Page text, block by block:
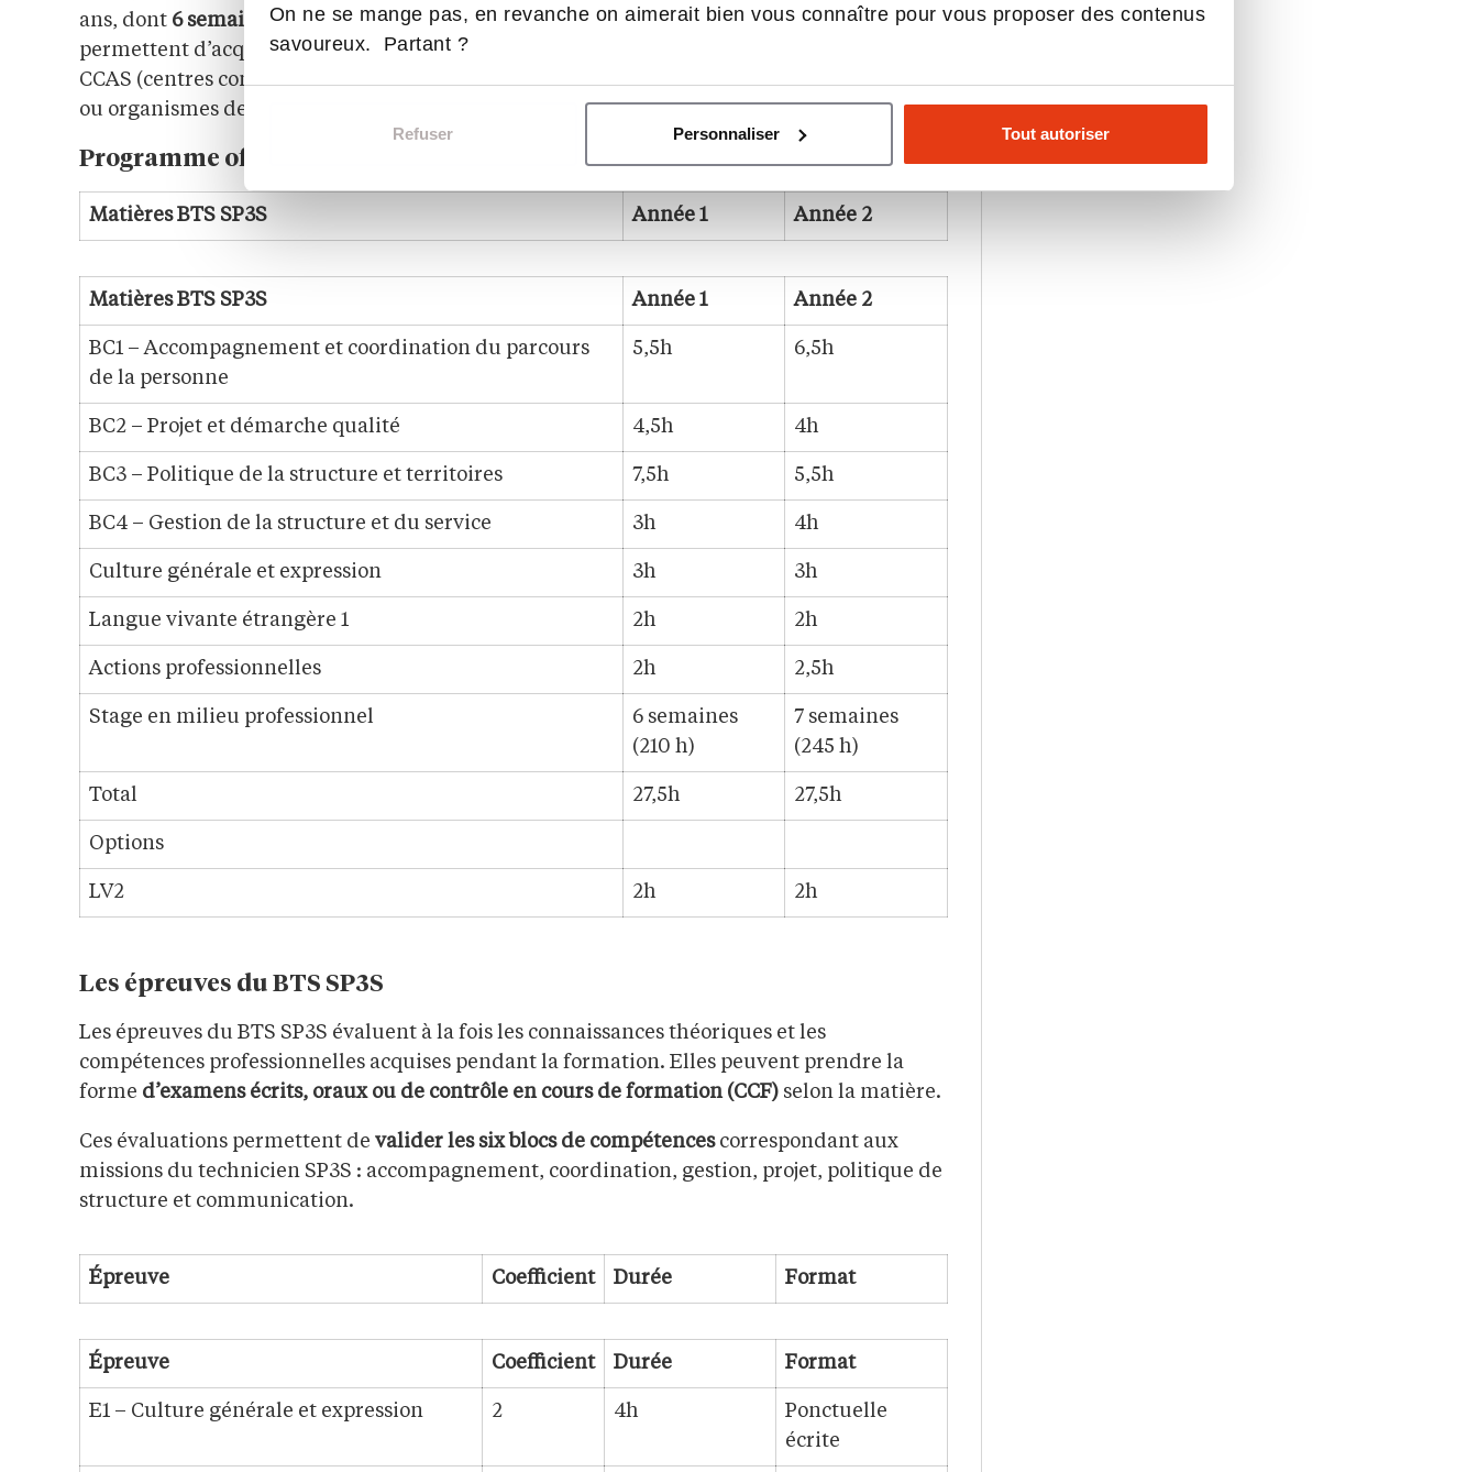
On ne se mange pas, en revanche on aimerait bien vous connaître pour vous proposer des contenus
savoureux. Partant ?
Refuser Personnaliser Tout autoriser
ans, dont 6 semaines en première année et 7 semaines en deuxième année. Ces périodes
permettent d’acquérir une expérience terrain dans des structures telles que les hôpitaux,
CCAS (centres communaux d’action sociale), associations, mutuelles, maisons de retraite
ou organismes de sécurité sociale.
Programme officiel du BTS SP3S (2026)
Matières BTS SP3S Année 1 Année 2
Matières BTS SP3S Année 1 Année 2
BC1 – Accompagnement et coordination du parcours
de la personne
5,5h 6,5h
BC2 – Projet et démarche qualité 4,5h 4h
BC3 – Politique de la structure et territoires 7,5h 5,5h
BC4 – Gestion de la structure et du service 3h 4h
Culture générale et expression 3h 3h
Langue vivante étrangère 1 2h 2h
Actions professionnelles 2h 2,5h
Stage en milieu professionnel
6 semaines
(210 h)
7 semaines
(245 h)
Total 27,5h 27,5h
Options
LV2 2h 2h
Les épreuves du BTS SP3S
Les épreuves du BTS SP3S évaluent à la fois les connaissances théoriques et les
compétences professionnelles acquises pendant la formation. Elles peuvent prendre la
forme d’examens écrits, oraux ou de contrôle en cours de formation (CCF) selon la matière.
Ces évaluations permettent de valider les six blocs de compétencescorrespondant aux
missions du technicien SP3S : accompagnement, coordination, gestion, projet, politique de
structure et communication.
Épreuve Coefficient Durée Format
Épreuve Coefficient Durée Format
E1 – Culture générale et expression 2 4h
Ponctuelle
écrite